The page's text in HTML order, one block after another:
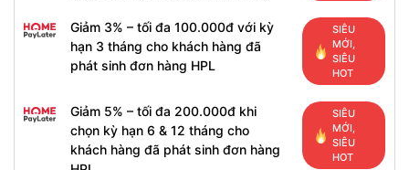
Giảm 3% – tối đa 100.000đ với kỳ
hạn 3 tháng cho khách hàng đã
phát sinh đơn hàng HPL
SIÊU
MỚI,
SIÊU
HOT
Giảm 5% – tối đa 200.000đ khi
chọn kỳ hạn 6 & 12 tháng cho
khách hàng đã phát sinh đơn hàng
SIÊU
MỚI,
SIÊU
HOT